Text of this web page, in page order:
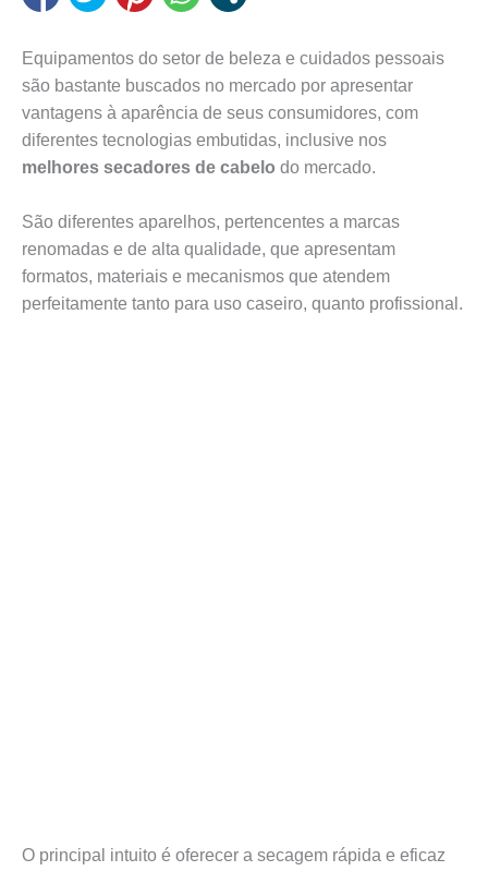
Equipamentos do setor de beleza e cuidados pessoais
são bastante buscados no mercado por apresentar
vantagens à aparência de seus consumidores, com
diferentes tecnologias embutidas, inclusive nos
melhores secadores de cabelo do mercado.
São diferentes aparelhos, pertencentes a marcas
renomadas e de alta qualidade, que apresentam
formatos, materiais e mecanismos que atendem
perfeitamente tanto para uso caseiro, quanto profissional.
O principal intuito é oferecer a secagem rápida e eficaz